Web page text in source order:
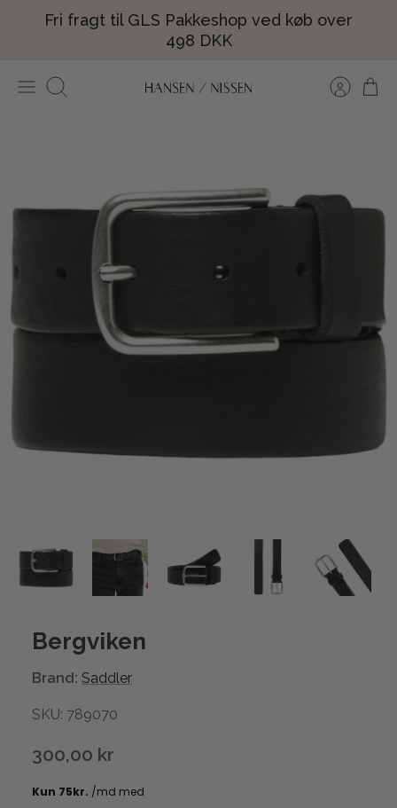
Fri fragt til GLS Pakkeshop ved køb over
498 DKK
Søg
Bergviken
Brand: Saddler
SKU: 789070
300,00 kr